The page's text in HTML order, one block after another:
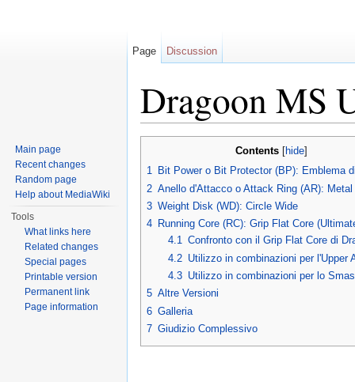
Dragoon MS
Contents[ hide]
1 Bit Power o Bit Protector (BP): Emblema
2 Anello d'Attacco o Attack Ring (AR):
3 Weight Disk (WD): Circle Wide
4 Running Core (RC): Grip Flat Core
4.1 Confronto con il Grip Flat Core di
4.2 Utilizzo in combinazioni per l'Upper
4.3 Utilizzo in combinazioni per lo
5 Altre Versioni
6 Galleria
7 Giudizio Complessivo
Page Discussion
Main page
Recent changes
Random page
Help about MediaWiki
Tools
What links here
Related changes
Special pages
Printable version
Permanent link
Page information